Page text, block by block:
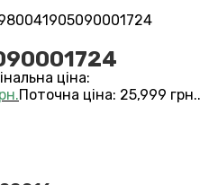
ціна:
Поточна ціна: 25,999 грн..